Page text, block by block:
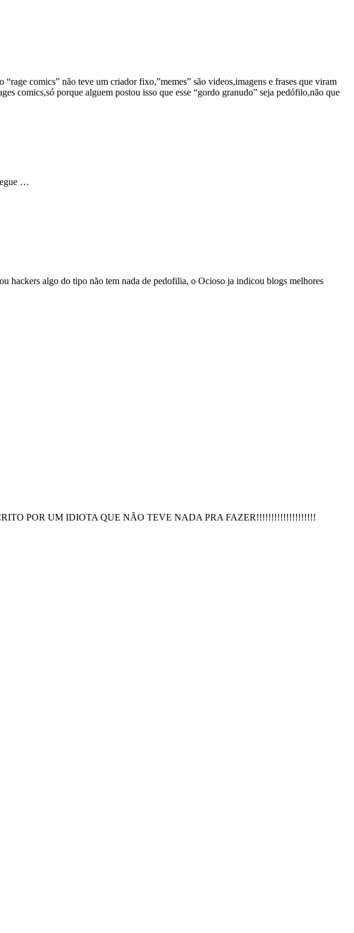
comics” não teve um criador fixo,”memes” são videos,imagens e frases que viram
comics,só porque alguem postou isso que esse “gordo granudo” seja pedófilo,não que
…
hackers algo do tipo não tem nada de pedofilia, o Ocioso ja indicou blogs melhores
POR UM IDIOTA QUE NÃO TEVE NADA PRA FAZER!!!!!!!!!!!!!!!!!!!!